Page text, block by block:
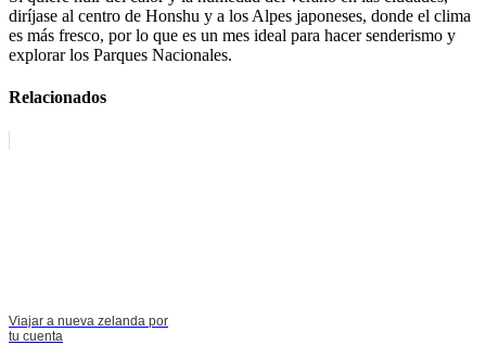
diríjase al centro de Honshu y a los Alpes japoneses, donde el clima
es más fresco, por lo que es un mes ideal para hacer senderismo y
explorar los Parques Nacionales.
Relacionados
Viajar a nueva zelanda por
tu cuenta